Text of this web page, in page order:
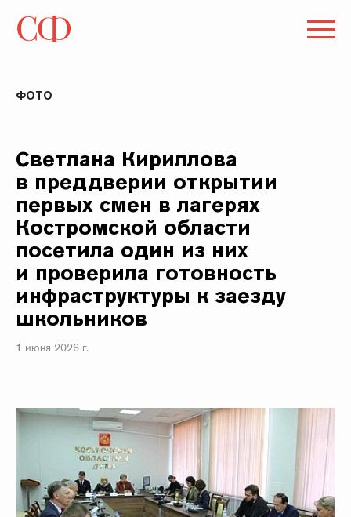
ФОТО
Светлана Кириллова
в преддверии открытии
первых смен в лагерях
Костромской области
посетила один из них
и проверила готовность
инфраструктуры к заезду
школьников
1 июня 2026 г.